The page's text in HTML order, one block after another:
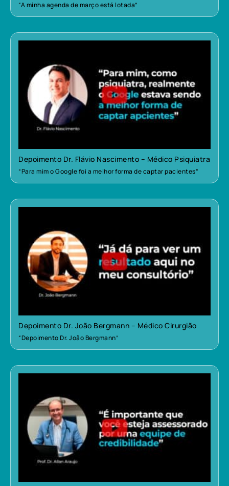
“A minha agenda de março está lotada”
Depoimento Dr. Flávio Nascimento – Médico Psiquiatra
“Para mim o Google foi a melhor forma de captar pacientes”
Depoimento Dr. João Bergmann – Médico Cirurgião
“Depoimento Dr. João Bergmann”